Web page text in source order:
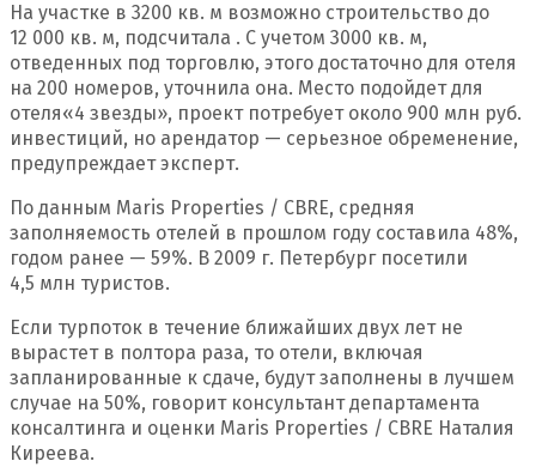
На участке в 3200 кв. м возможно строительство до
12 000 кв. м, подсчитала . С учетом 3000 кв. м,
отведенных под торговлю, этого достаточно для отеля
на 200 номеров, уточнила она. Место подойдет для
отеля«4 звезды», проект потребует около 900 млн руб.
инвестиций, но арендатор — серьезное обременение,
предупреждает эксперт.
По данным Maris Properties / CBRE, средняя
заполняемость отелей в прошлом году составила 48%,
годом ранее — 59%. В 2009 г. Петербург посетили
4,5 млн туристов.
Если турпоток в течение ближайших двух лет не
вырастет в полтора раза, то отели, включая
запланированные к сдаче, будут заполнены в лучшем
случае на 50%, говорит консультант департамента
консалтинга и оценки Maris Properties / CBRE Наталия
Киреева.